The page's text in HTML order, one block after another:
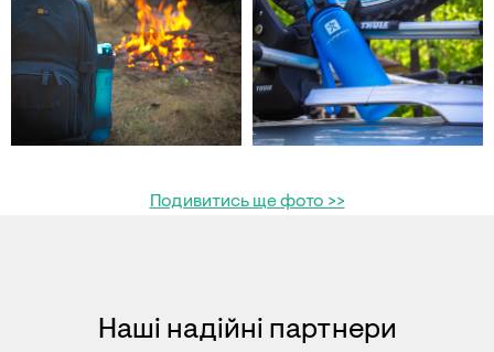
Подивитись ще фото >>
Наші надійні партнери